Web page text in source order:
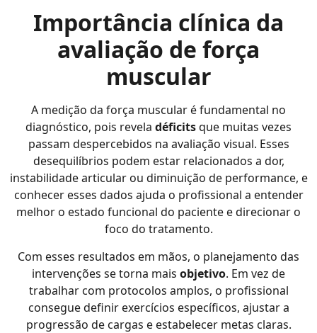
Importância clínica da
avaliação de força
muscular
A medição da força muscular é fundamental no
diagnóstico, pois revela déficitsque muitas vezes
passam despercebidos na avaliação visual. Esses
desequilíbrios podem estar relacionados a dor,
instabilidade articular ou diminuição de performance, e
conhecer esses dados ajuda o profissional a entender
melhor o estado funcional do paciente e direcionar o
foco do tratamento.
Com esses resultados em mãos, o planejamento das
intervenções se torna mais objetivo. Em vez de
trabalhar com protocolos amplos, o profissional
consegue definir exercícios específicos, ajustar a
progressão de cargas e estabelecer metas claras.